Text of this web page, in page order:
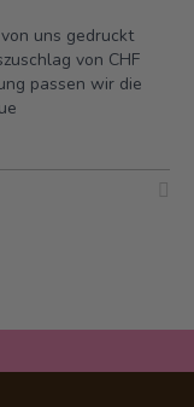
uns gedruckt
von CHF
passen wir die